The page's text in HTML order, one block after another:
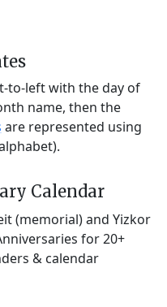
to-left with the day of
name, then the
are represented using
Calendar
(memorial) and Yizkor
for 20+
& calendar